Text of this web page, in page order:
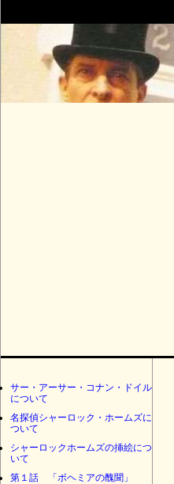
サー・アーサー・コナン・ドイル
について
名探偵シャーロック・ホームズに
ついて
シャーロックホームズの挿絵につ
いて
第１話 「ボヘミアの醜聞」